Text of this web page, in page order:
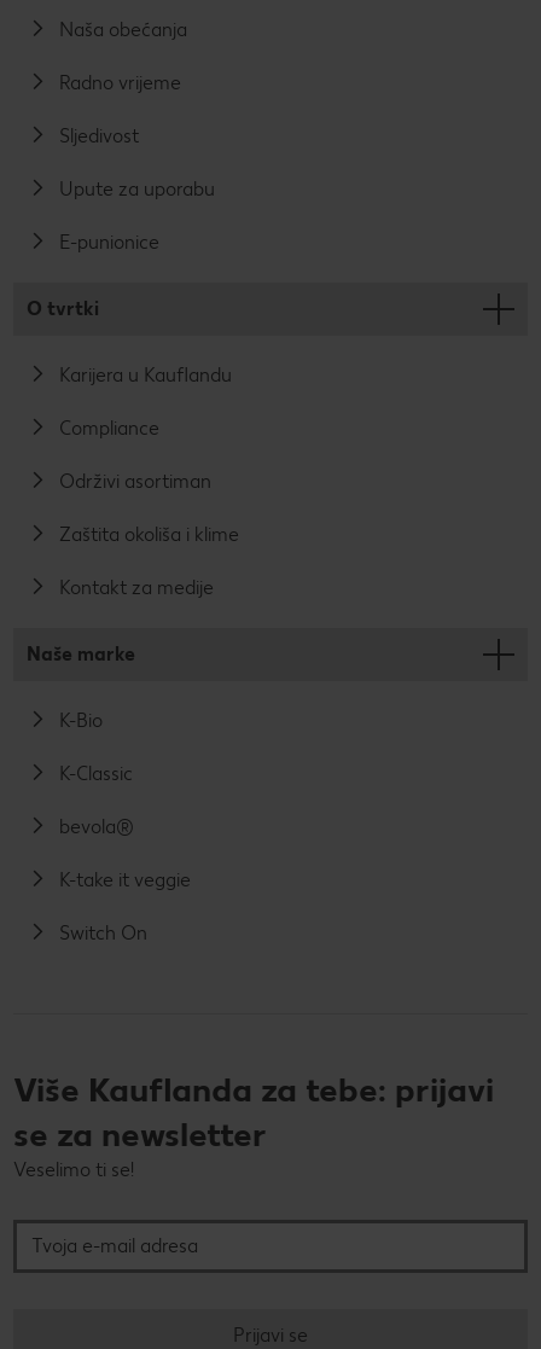
Naša obećanja
Radno vrijeme
Sljedivost
Upute za uporabu
E-punionice
O tvrtki
Karijera u Kauflandu
Compliance
Održivi asortiman
Zaštita okoliša i klime
Kontakt za medije
Naše marke
K-Bio
K-Classic
bevola®
K-take it veggie
Switch On
Više Kauflanda za tebe: prijavi
se za newsletter
Veselimo ti se!
Prijavi se